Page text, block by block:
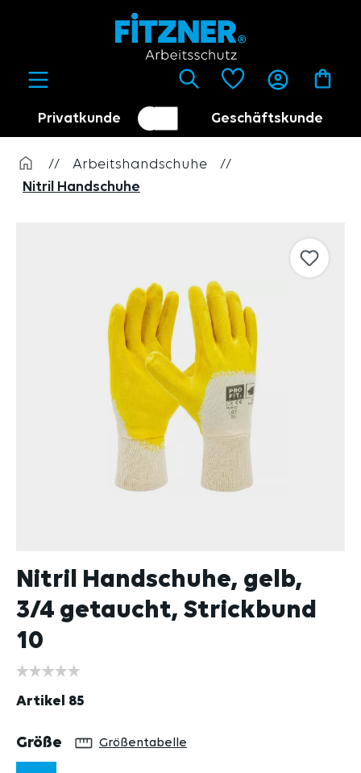
Privatkunde
Kundenumschalter
Geschäftskunde
Händler
// Arbeitshandschuhe
//
Nitril Handschuhe
Nitril Handschuhe, gelb,
3/4 getaucht, Strickbund
10
Artikel 85
Größe auswählen
Größentabelle